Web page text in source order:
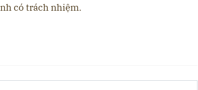
có trách nhiệm.